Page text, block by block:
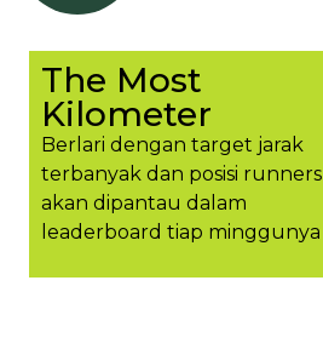
The Most
Kilometer
Berlari dengan target jarak
terbanyak dan posisi runners
akan dipantau dalam
leaderboard tiap minggunya​